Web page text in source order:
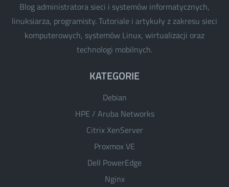
Blog administratora sieci i systemów informatycznych,
linuksiarza, programisty. Tutoriale i artykuły z zakresu sieci
komputerowych, systemów Linux, wirtualizacji oraz
technologi mobilnych.
KATEGORIE
Debian
HPE / Aruba Networks
Citrix XenServer
Proxmox VE
Dell PowerEdge
Nginx